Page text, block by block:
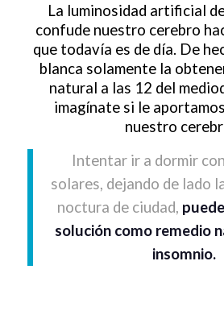
La luminosidad artificial
confude nuestro cerebro
que todavía es de día. De
blanca solamente la
natural a las 12 del
imagínate si le
nuestro
Intentar ir a dormir
solares, dejando de lado
noctura de ciudad,
solución como remedio
insomnio.